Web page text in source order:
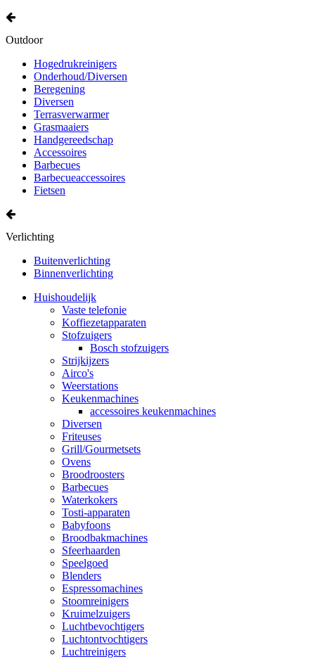
Outdoor
Hogedrukreinigers
Onderhoud/Diversen
Beregening
Diversen
Terrasverwarmer
Grasmaaiers
Handgereedschap
Accessoires
Barbecues
Barbecueaccessoires
Fietsen
Verlichting
Buitenverlichting
Binnenverlichting
Huishoudelijk
Vaste telefonie
Koffiezetapparaten
Stofzuigers
Bosch stofzuigers
Strijkijzers
Airco's
Weerstations
Keukenmachines
accessoires keukenmachines
Diversen
Friteuses
Grill/Gourmetsets
Ovens
Broodroosters
Barbecues
Waterkokers
Tosti-apparaten
Babyfoons
Broodbakmachines
Sfeerhaarden
Speelgoed
Blenders
Espressomachines
Stoomreinigers
Kruimelzuigers
Luchtbevochtigers
Luchtontvochtigers
Luchtreinigers